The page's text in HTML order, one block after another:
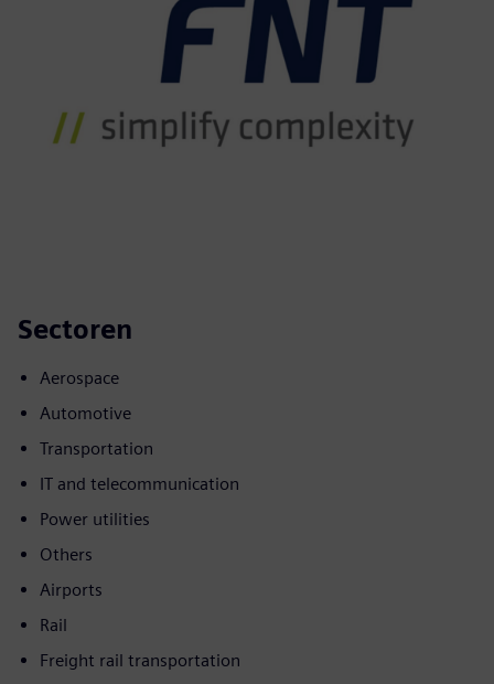
Sectoren
Aerospace
Automotive
Transportation
IT and telecommunication
Power utilities
Others
Airports
Rail
Freight rail transportation